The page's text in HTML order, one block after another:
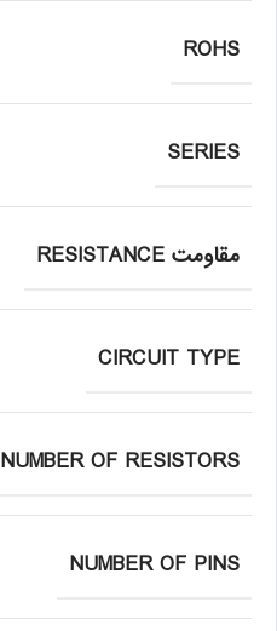
ROHS
SERIES
مقاومت RESISTANCE
CIRCUIT TYPE
NUMBER OF RESISTORS
NUMBER OF PINS